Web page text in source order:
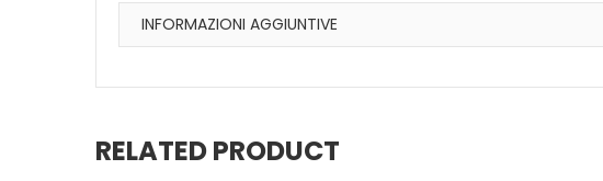
INFORMAZIONI AGGIUNTIVE
RELATED PRODUCT